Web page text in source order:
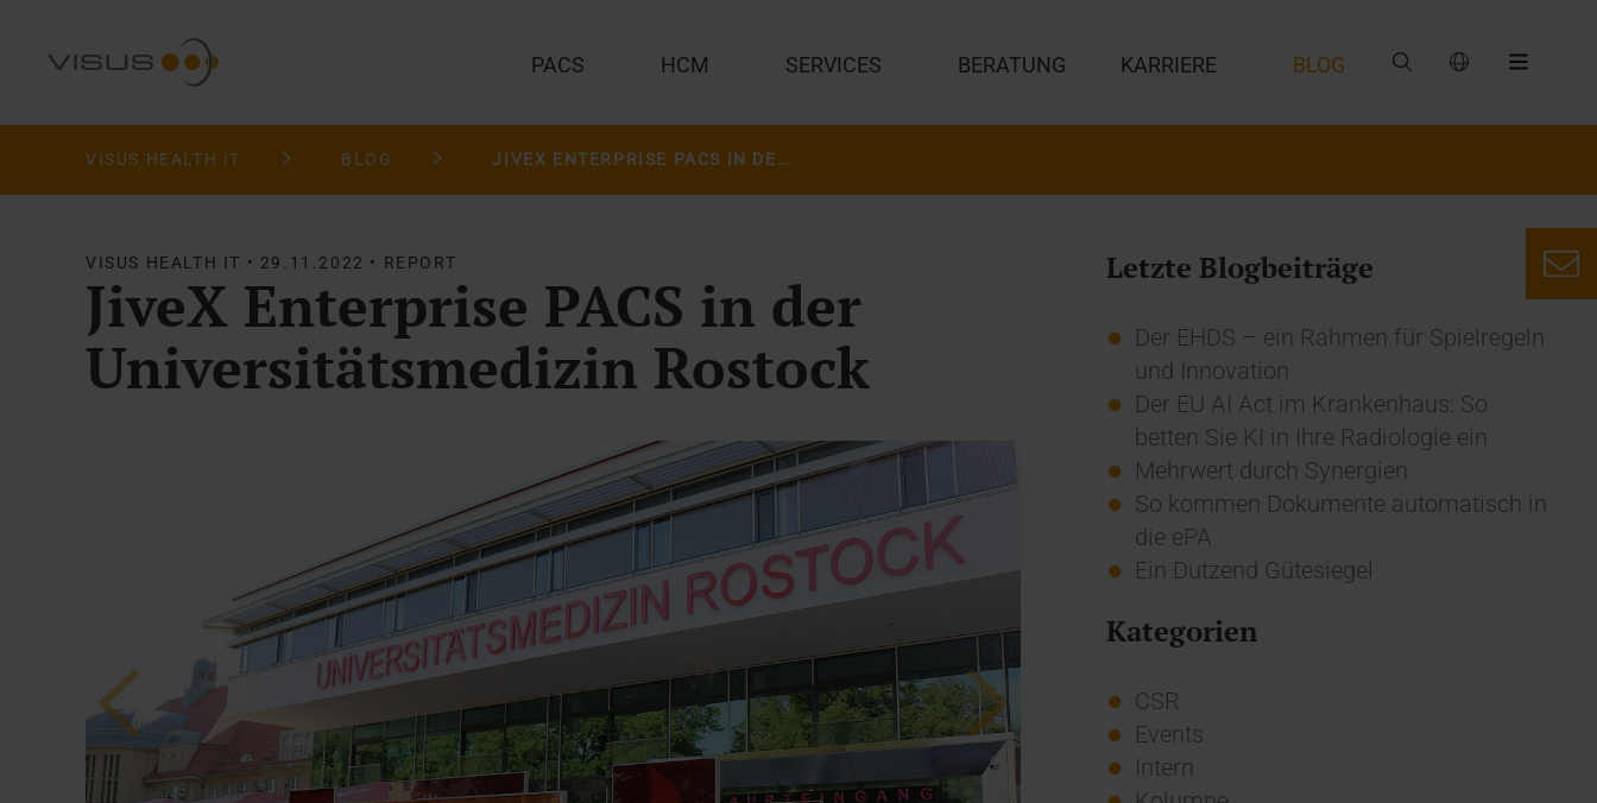
PACS HCM SERVICES BERATUNG KARRIERE BLOG
VISUS HEALTH IT BLOG JIVEX ENTERPRISE PACS IN DER UNIVERSITÄTSMEDIZIN ROSTOCK
VISUS HEALTH IT • 29.11.2022 • REPORT
JiveX Enterprise PACS in der
Universitätsmedizin Rostock
Letzte Blogbeiträge
Der EHDS – ein Rahmen für Spielregeln
und Innovation
Der EU AI Act im Krankenhaus: So
betten Sie KI in Ihre Radiologie ein
Mehrwert durch Synergien
So kommen Dokumente automatisch in
die ePA
Ein Dutzend Gütesiegel
Kategorien
CSR
Events
Intern